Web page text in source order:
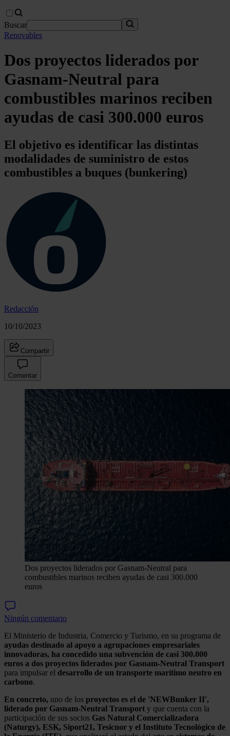
Buscar
Renovables
Dos proyectos liderados por
Gasnam-Neutral para
combustibles marinos reciben
ayudas de casi 300.000 euros
El objetivo es identificar las distintas
modalidades de suministro de estos
combustibles a buques (bunkering)
Redacción
10/10/2023
Compartir
Comentar
Dos proyectos liderados por Gasnam-Neutral para
combustibles marinos reciben ayudas de casi 300.000
euros
Ningún comentario
El Ministerio de Industria, Comercio y Turismo, en su programa de
ayudas destinado al apoyo a agrupaciones empresariales
innovadoras, ha concedido una subvención de casi 300.000
euros a dos proyectos liderados por Gasnam-Neutral Transport
para impulsar el desarrollo de un transporte marítimo neutro en
carbono.
En concreto, uno de los proyectos es el de 'NEWBunker II',
liderado por Gasnam-Neutral Transport y que cuenta con la
participación de sus socios Gas Natural Comercializadora
(Naturgy), ESK, Siport21, Tesicnor y el Instituto Tecnológico de